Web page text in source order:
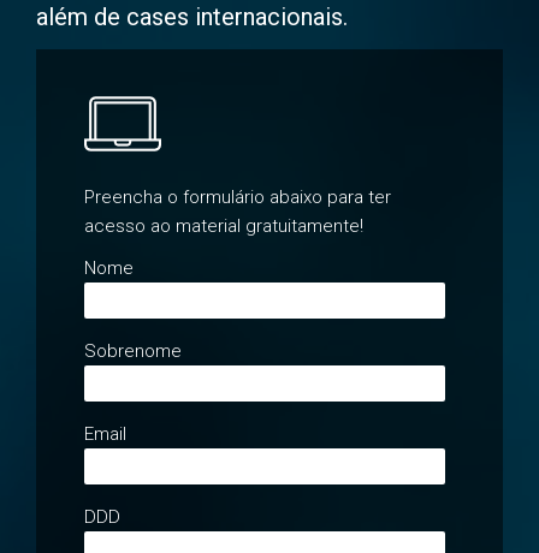
além de cases internacionais.
Preencha o formulário abaixo para ter
acesso ao material gratuitamente!
Nome
Sobrenome
Email
DDD